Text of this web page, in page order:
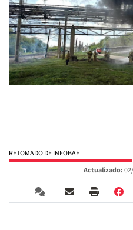
RETOMADO DE INFOBAE
Actualizado: